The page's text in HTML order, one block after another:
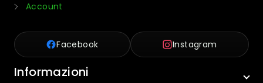
Account
Facebook Instagram
Informazioni